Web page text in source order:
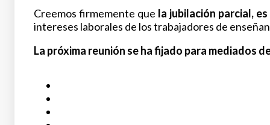
Creemos firmemente que la jubilación parcial,
intereses laborales de los trabajadores de
La próxima reunión se ha fijado para mediados